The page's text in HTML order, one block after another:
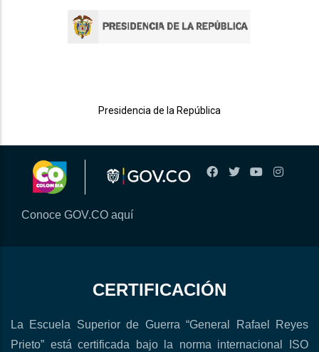
Presidencia de la República
Conoce GOV.CO aquí
CERTIFICACIÓN
La Escuela Superior de Guerra “General Rafael Reyes
Prieto” está certificada bajo la norma internacional ISO